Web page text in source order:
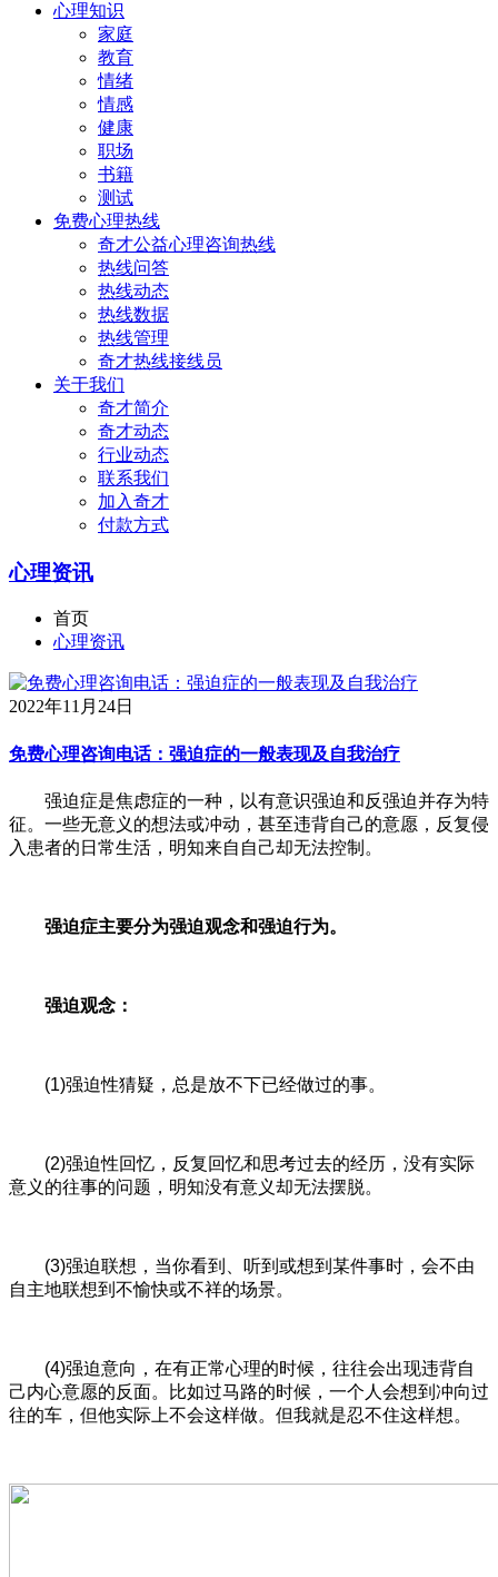
心理知识
家庭
教育
情绪
情感
健康
职场
书籍
测试
免费心理热线
奇才公益心理咨询热线
热线问答
热线动态
热线数据
热线管理
奇才热线接线员
关于我们
奇才简介
奇才动态
行业动态
联系我们
加入奇才
付款方式
心理资讯
首页
心理资讯
2022年11月24日
免费心理咨询电话：强迫症的一般表现及自我治疗
强迫症是焦虑症的一种，以有意识强迫和反强迫并存为特
征。一些无意义的想法或冲动，甚至违背自己的意愿，反复侵
入患者的日常生活，明知来自自己却无法控制。
强迫症主要分为强迫观念和强迫行为。
强迫观念：
(1)强迫性猜疑，总是放不下已经做过的事。
(2)强迫性回忆，反复回忆和思考过去的经历，没有实际
意义的往事的问题，明知没有意义却无法摆脱。
(3)强迫联想，当你看到、听到或想到某件事时，会不由
自主地联想到不愉快或不祥的场景。
(4)强迫意向，在有正常心理的时候，往往会出现违背自
己内心意愿的反面。比如过马路的时候，一个人会想到冲向过
往的车，但他实际上不会这样做。但我就是忍不住这样想。